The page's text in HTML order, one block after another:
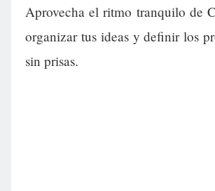
Aprovecha el ritmo tranquilo de
organizar tus ideas y definir los
sin prisas.